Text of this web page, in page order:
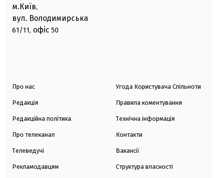
м.Київ,
вул. Володимирська
61/11, офіс 50
Про нас
Редакція
Редакційна політика
Про телеканал
Телеведучі
Рекламодавцям
Угода Користувача Спільноти
Правила коментування
Технічна інформація
Контакти
Вакансії
Структура власності